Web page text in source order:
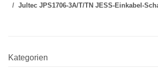
Jultec JPS1706-3A/T/TN JESS-Einkabel-
Kategorien